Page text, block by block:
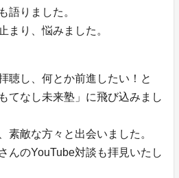
語りました。
まり、悩みました。
聴し、何とか前進したい！と
てなし未来塾」に飛び込みまし
素敵な方々と出会いました。
んのYouTube対談も拝見いたし